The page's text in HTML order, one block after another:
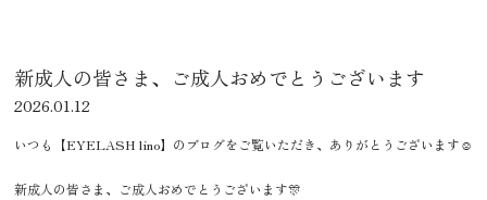
新成人の皆さま、ご成人おめでとうございます
2026.01.12
いつも【EYELASH lino】のブログをご覧いただき、ありがとうございます☺️
新成人の皆さま、ご成人おめでとうございます🎊